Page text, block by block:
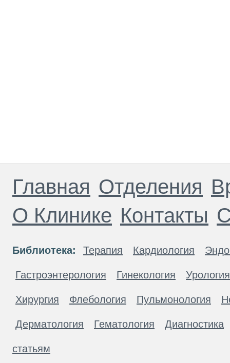
Главная Отделения
О Клинике Контакты
Библиотека: Терапия Кардиология
Гастроэнтерология Гинекология Урология
Хирургия Флебология Пульмонология
Дерматология Гематология Диагностика
статьям